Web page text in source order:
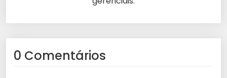
0 Comentários